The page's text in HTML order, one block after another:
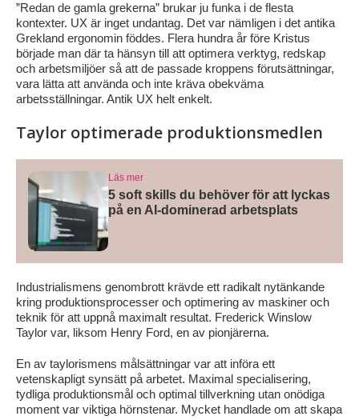
”Redan de gamla grekerna” brukar ju funka i de flesta
kontexter. UX är inget undantag. Det var nämligen i det antika
Grekland ergonomin föddes. Flera hundra år före Kristus
började man där ta hänsyn till att optimera verktyg, redskap
och arbetsmiljöer så att de passade kroppens förutsättningar,
vara lätta att använda och inte kräva obekväma
arbetsställningar. Antik UX helt enkelt.
Taylor optimerade produktionsmedlen
Läs mer
5 soft skills du behöver för att lyckas
på en AI-dominerad arbetsplats
Industrialismens genombrott krävde ett radikalt nytänkande
kring produktionsprocesser och optimering av maskiner och
teknik för att uppnå maximalt resultat. Frederick Winslow
Taylor var, liksom Henry Ford, en av pionjärerna.
En av taylorismens målsättningar var att införa ett
vetenskapligt synsätt på arbetet. Maximal specialisering,
tydliga produktionsmål och optimal tillverkning utan onödiga
moment var viktiga hörnstenar. Mycket handlade om att skapa